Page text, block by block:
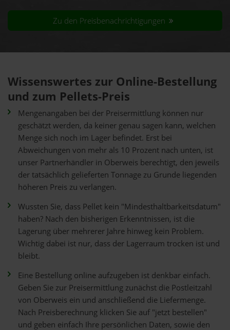
Zu den Preisbenachrichtigungen
Wissenswertes zur Online-Bestellung
und zum Pellets-Preis
Mengenangaben bei der Preisermittlung können nur
geschätzt werden, da keiner genau sagen kann, welchen
Menge sich noch im Lager befindet. Erst bei
Abweichungen von mehr als 10 Prozent nach unten, ist
unser Partnerhändler in Oberweis berechtigt, den jeweils
der tatsächlich gelieferten Tonnage zu Grunde liegenden
höheren Preis zu verlangen.
Wussten Sie, dass Pellet kein "Mindesthaltbarkeitsdatum"
haben? Nach den bisherigen Erkenntnissen, ist die
Lagerung über mehrerer Jahre hinweg kein Problem.
Wichtig dabei ist nur, dass der Lagerraum trocken ist und
bleibt.
Eine Bestellung online aufzugeben ist denkbar einfach.
Geben Sie zur Preisermittlung zunächst die Postleitzahl
von Oberweis ein und anschließend die Liefermenge.
Nach Preisberechnung klicken Sie auf "jetzt bestellen"
und geben einfach Ihre persönlichen Daten, sowie den